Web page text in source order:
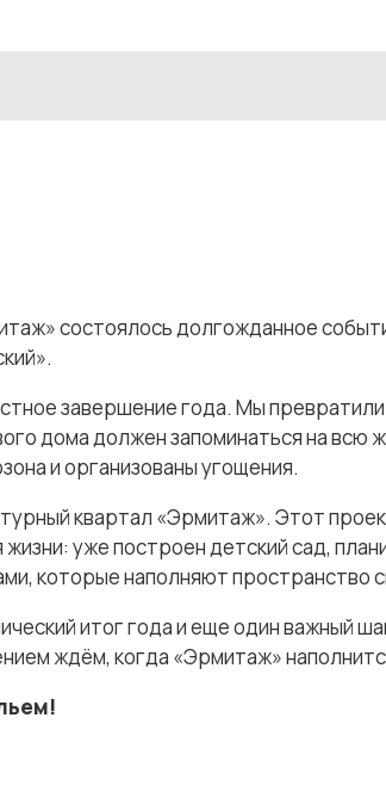
состоялось долгожданное
завершение года. Мы
дома должен запоминаться на всю
и организованы угощения.
квартал «Эрмитаж». Этот
уже построен детский сад,
которые наполняют пространство
итог года и еще один важный
ждём, когда «Эрмитаж»